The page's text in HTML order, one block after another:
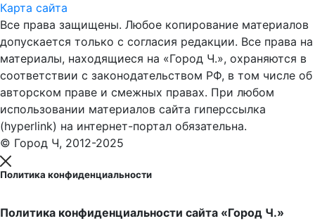
Карта сайта
Все права защищены. Любое копирование материалов
допускается только с согласия редакции. Все права на
материалы, находящиеся на «Город Ч.», охраняются в
соответствии с законодательством РФ, в том числе об
авторском праве и смежных правах. При любом
использовании материалов сайта гиперссылка
(hyperlink) на интернет-портал обязательна.
© Город Ч, 2012-2025
Политика конфиденциальности
Политика конфиденциальности сайта «Город Ч.»